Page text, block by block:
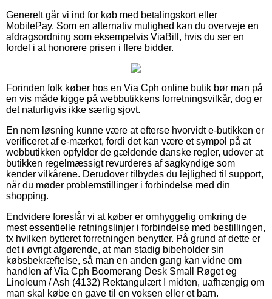
Generelt går vi ind for køb med betalingskort eller
MobilePay. Som en alternativ mulighed kan du overveje en
afdragsordning som eksempelvis ViaBill, hvis du ser en
fordel i at honorere prisen i flere bidder.
Forinden folk køber hos en Via Cph online butik bør man på
en vis måde kigge på webbutikkens forretningsvilkår, dog er
det naturligvis ikke særlig sjovt.
En nem løsning kunne være at efterse hvorvidt e-butikken er
verificeret af e-mærket, fordi det kan være et sympol på at
webbutikken opfylder de gældende danske regler, udover at
butikken regelmæssigt revurderes af sagkyndige som
kender vilkårene. Derudover tilbydes du lejlighed til support,
når du møder problemstillinger i forbindelse med din
shopping.
Endvidere foreslår vi at køber er omhyggelig omkring de
mest essentielle retningslinjer i forbindelse med bestillingen,
fx hvilken bytteret forretningen benytter. På grund af dette er
det i øvrigt afgørende, at man stadig bibeholder sin
købsbekræftelse, så man en anden gang kan vidne om
handlen af Via Cph Boomerang Desk Small Røget eg
Linoleum / Ash (4132) Rektangulært I midten, uafhængig om
man skal købe en gave til en voksen eller et barn.